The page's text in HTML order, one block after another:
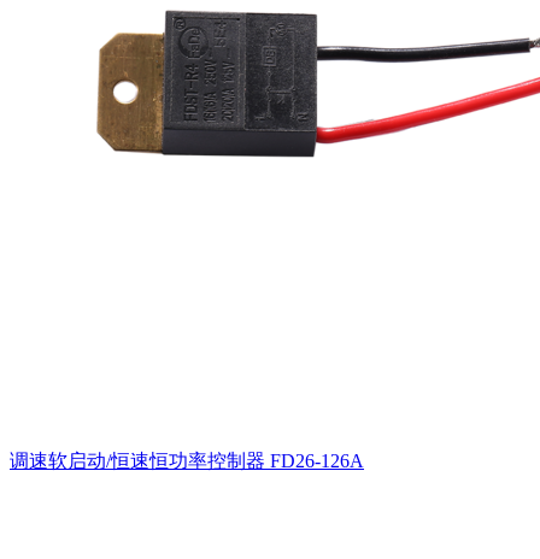
调速软启动/恒速恒功率控制器 FD26-126A